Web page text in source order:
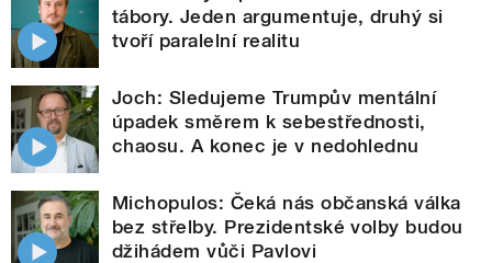
tábory. Jeden argumentuje, druhý si
tvoří paralelní realitu
Joch: Sledujeme Trumpův mentální
úpadek směrem k sebestřednosti,
chaosu. A konec je v nedohlednu
Michopulos: Čeká nás občanská válka
bez střelby. Prezidentské volby budou
džihádem vůči Pavlovi